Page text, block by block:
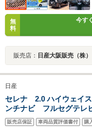
無
料
今す
販売店： 日産大阪販売（株
日産
セレナ 2.0 ハイウェイ
ンチナビ フルセグテ
ップダウンモニター
販売店保証 車両品質評価書付 購